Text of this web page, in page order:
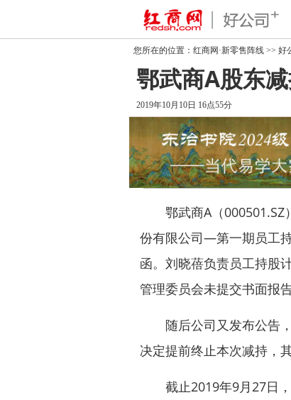
您所在的位置： 红商网·新零售阵线 >> 好
鄂武商A股东
2019年10月10日 16点55分
鄂武商A（000501.SZ
份有限公司—第一期员工
函。刘晓蓓负责员工持股
管理委员会未提交书面报
随后公司又发布公告，
决定提前终止本次减持，
截止2019年9月27日，